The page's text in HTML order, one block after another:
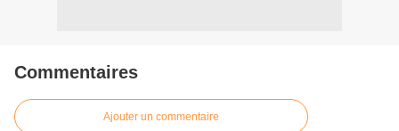
Commentaires
Ajouter un commentaire